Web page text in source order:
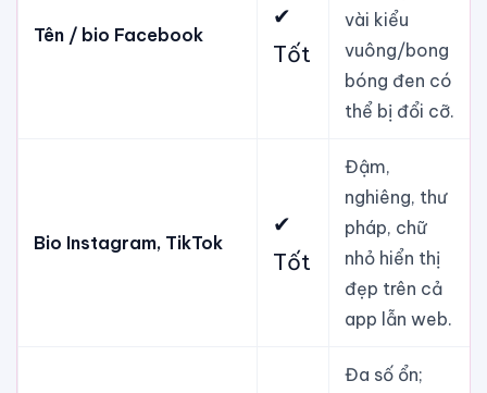
Tên / bio Facebook
✔
Tốt
vài kiểu
vuông/bong
bóng đen có
thể bị đổi cỡ.
Bio Instagram, TikTok
✔
Tốt
Đậm,
nghiêng, thư
pháp, chữ
nhỏ hiển thị
đẹp trên cả
app lẫn web.
Đa số ổn;